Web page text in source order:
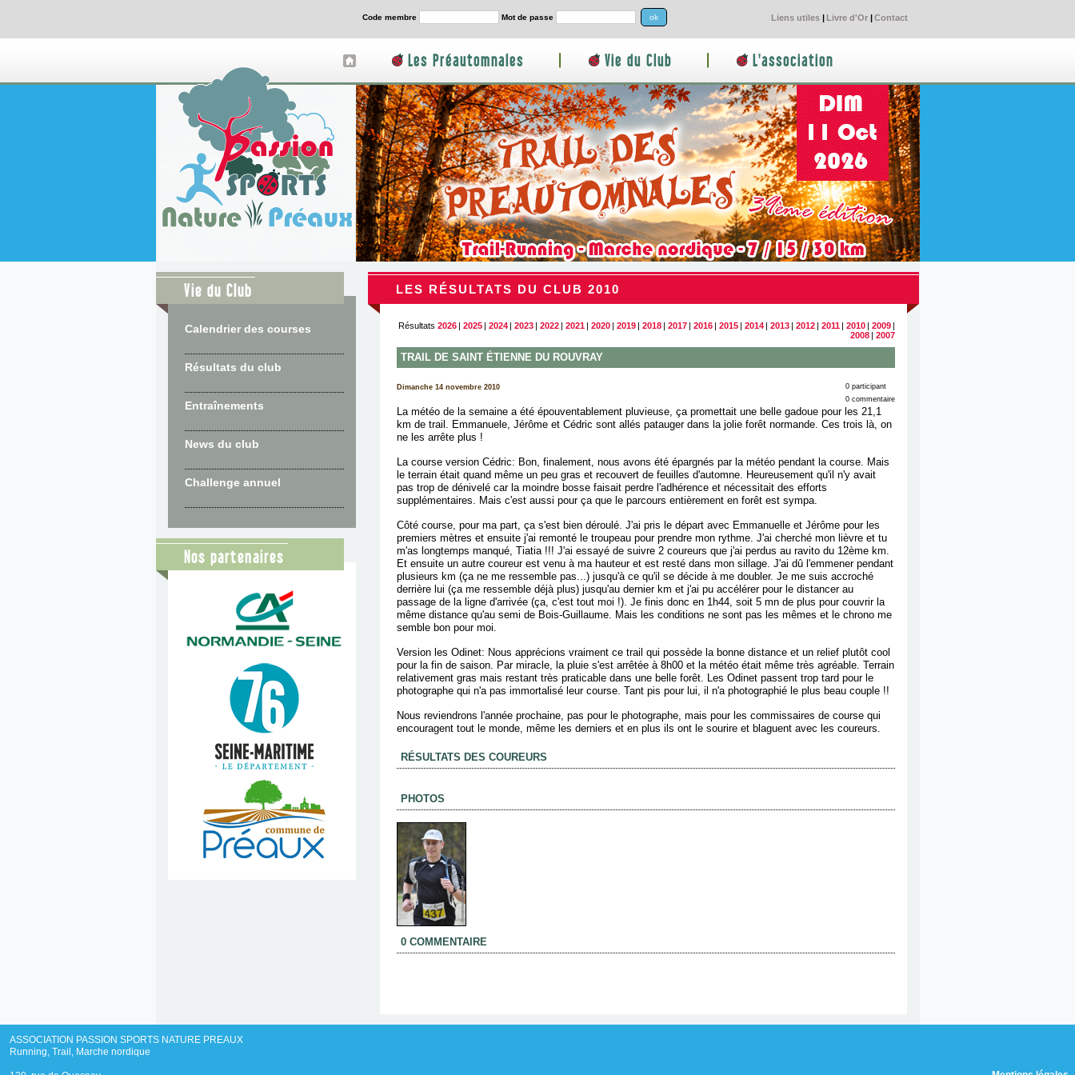
Code membre Mot de passe Liens utiles| Livre d'Or| Contact
Les Préautomnales Vie du Club L'association
Vie du Club
Calendrier des courses
Résultats du club
Entraînements
News du club
Challenge annuel
Nos partenaires
LES RÉSULTATS DU CLUB 2010
Résultats 2026 | 2025 | 2024 | 2023 | 2022 | 2021 | 2020 | 2019 | 2018 | 2017 | 2016 | 2015 | 2014 | 2013 | 2012 | 2011 | 2010 | 2009 |
2008 | 2007
TRAIL DE SAINT ÉTIENNE DU ROUVRAY
0 participant
0 commentaire
Dimanche 14 novembre 2010
La météo de la semaine a été épouventablement pluvieuse, ça promettait une belle gadoue pour les 21,1
km de trail. Emmanuele, Jérôme et Cédric sont allés patauger dans la jolie forêt normande. Ces trois là, on
ne les arrête plus !
La course version Cédric: Bon, finalement, nous avons été épargnés par la météo pendant la course. Mais
le terrain était quand même un peu gras et recouvert de feuilles d'automne. Heureusement qu'il n'y avait
pas trop de dénivelé car la moindre bosse faisait perdre l'adhérence et nécessitait des efforts
supplémentaires. Mais c'est aussi pour ça que le parcours entièrement en forêt est sympa.
Côté course, pour ma part, ça s'est bien déroulé. J'ai pris le départ avec Emmanuelle et Jérôme pour les
premiers mètres et ensuite j'ai remonté le troupeau pour prendre mon rythme. J'ai cherché mon lièvre et tu
m'as longtemps manqué, Tiatia !!! J'ai essayé de suivre 2 coureurs que j'ai perdus au ravito du 12ème km.
Et ensuite un autre coureur est venu à ma hauteur et est resté dans mon sillage. J'ai dû l'emmener pendant
plusieurs km (ça ne me ressemble pas...) jusqu'à ce qu'il se décide à me doubler. Je me suis accroché
derrière lui (ça me ressemble déjà plus) jusqu'au dernier km et j'ai pu accélérer pour le distancer au
passage de la ligne d'arrivée (ça, c'est tout moi !). Je finis donc en 1h44, soit 5 mn de plus pour couvrir la
même distance qu'au semi de Bois-Guillaume. Mais les conditions ne sont pas les mêmes et le chrono me
semble bon pour moi.
Version les Odinet: Nous apprécions vraiment ce trail qui possède la bonne distance et un relief plutôt cool
pour la fin de saison. Par miracle, la pluie s'est arrêtée à 8h00 et la météo était même très agréable. Terrain
relativement gras mais restant très praticable dans une belle forêt. Les Odinet passent trop tard pour le
photographe qui n'a pas immortalisé leur course. Tant pis pour lui, il n'a photographié le plus beau couple !!
Nous reviendrons l'année prochaine, pas pour le photographe, mais pour les commissaires de course qui
encouragent tout le monde, même les derniers et en plus ils ont le sourire et blaguent avec les coureurs.
RÉSULTATS DES COUREURS
PHOTOS
0 COMMENTAIRE
ASSOCIATION PASSION SPORTS NATURE PREAUX
Running, Trail, Marche nordique